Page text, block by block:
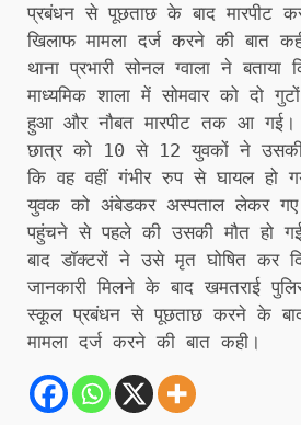
प्रबंधन से पूछताछ के बाद मारपीट
खिलाफ मामला दर्ज करने की बात
थाना प्रभारी सोनल ग्वाला ने
माध्यमिक शाला में सोमवार को दो
हुआ और नौबत मारपीट तक आ
छात्र को 10 से 12 युवकों ने उसकी
कि वह वहीं गंभीर रुप से घायल हो
युवक को अंबेडकर अस्पताल लेकर गए
पहुंचने से पहले की उसकी मौत हो
बाद डॉक्टरों ने उसे मृत घोषित कर
जानकारी मिलने के बाद खमतराई
स्कूल प्रबंधन से पूछताछ करने के
मामला दर्ज करने की बात कही।